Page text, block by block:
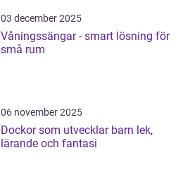
03 december 2025
Våningssängar - smart lösning för
små rum
06 november 2025
Dockor som utvecklar barn lek,
lärande och fantasi